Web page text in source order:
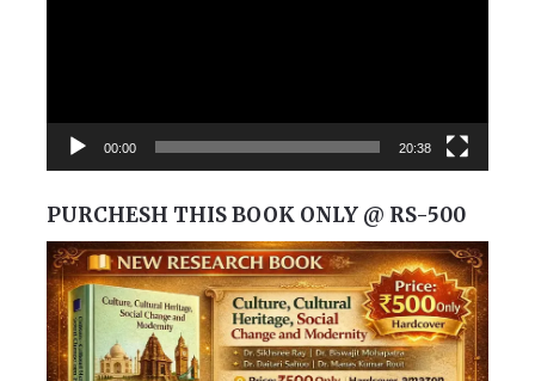
00:00 20:38
PURCHESH THIS BOOK ONLY @ RS-500